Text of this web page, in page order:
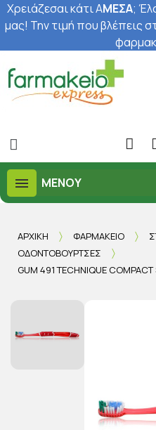
Χρειάζεσαι κάτι ΑΜΕΣΑ; Έ
μας! Την τιμή που βλέπεις
ΜΕΝΟΎ
ΑΡΧΙΚΉ ΦΑΡΜΑΚΕΊΟ
ΟΔΟΝΤΌΒΟΥΡΤΣΕΣ
GUM 491 TECHNIQUE